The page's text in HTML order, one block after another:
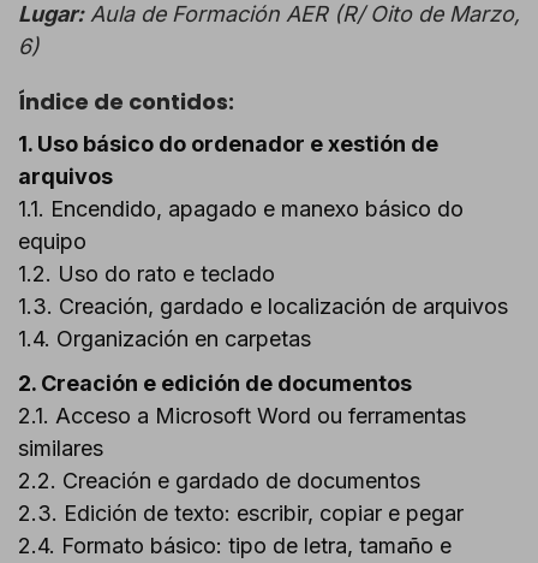
Lugar:Aula de Formación AER (R/ Oito de Marzo,
6)
Índice de contidos:
1. Uso básico do ordenador e xestión de
arquivos
1.1. Encendido, apagado e manexo básico do
equipo
1.2. Uso do rato e teclado
1.3. Creación, gardado e localización de arquivos
1.4. Organización en carpetas
2. Creación e edición de documentos
2.1. Acceso a Microsoft Word ou ferramentas
similares
2.2. Creación e gardado de documentos
2.3. Edición de texto: escribir, copiar e pegar
2.4. Formato básico: tipo de letra, tamaño e